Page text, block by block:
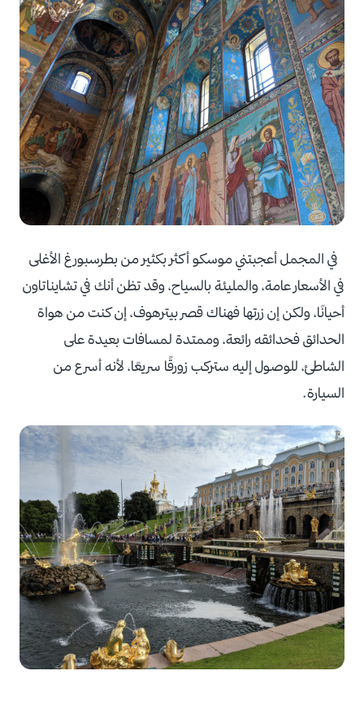
في المجمل أعجبتني موسكو أكثر بكثير من بطرسبورغ الأغلى
في الأسعار عامة، والمليئة بالسياح، وقد تظن أنك في تشايناتاون
أحيانًا، ولكن إن زرتها فهناك قصر بيترهوف، إن كنت من هواة
الحدائق فحدائقه رائعة، وممتدة لمسافات بعيدة على
الشاطئ، للوصول إليه ستركب زورقًا سريعًا، لأنه أسرع من
السيارة.